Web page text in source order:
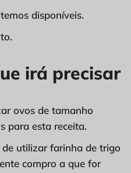
disponíveis.
irá precisar
ovos de tamanho
para esta receita.
de utilizar farinha de trigo
compro a que for